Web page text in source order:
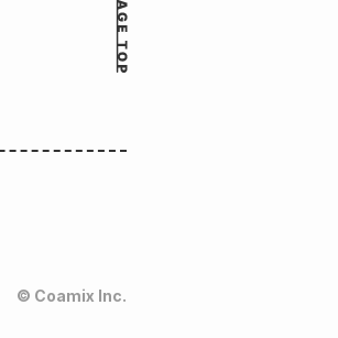
© Coamix Inc.